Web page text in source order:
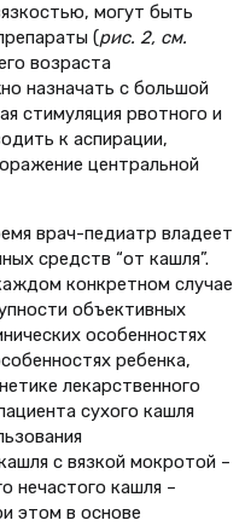
могут быть
(рис. 2, см.
возраста
назначать с большой
стимуляция рвотного и
к аспирации,
центральной
врач-педиатр владеет
средств “от кашля”.
конкретном случае
объективных
особенностях
ребенка,
лекарственного
сухого кашля
с вязкой мокротой –
нечастого кашля –
этом в основе